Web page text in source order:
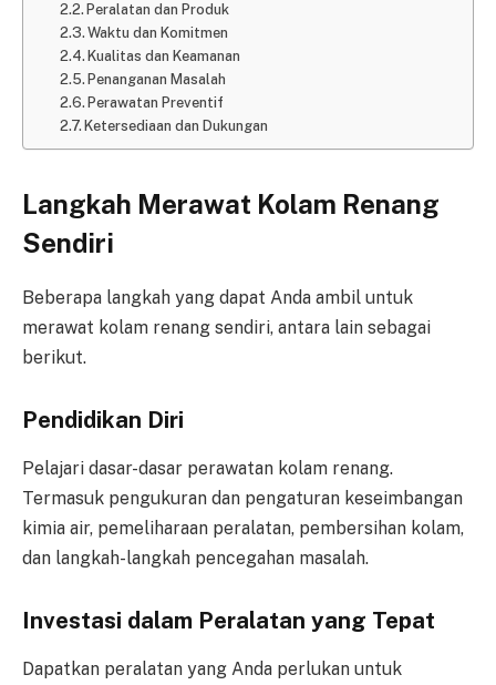
Peralatan dan Produk
Waktu dan Komitmen
Kualitas dan Keamanan
Penanganan Masalah
Perawatan Preventif
Ketersediaan dan Dukungan
Langkah Merawat Kolam Renang
Sendiri
Beberapa langkah yang dapat Anda ambil untuk
merawat kolam renang sendiri, antara lain sebagai
berikut.
Pendidikan Diri
Pelajari dasar-dasar perawatan kolam renang.
Termasuk pengukuran dan pengaturan keseimbangan
kimia air, pemeliharaan peralatan, pembersihan kolam,
dan langkah-langkah pencegahan masalah.
Investasi dalam Peralatan yang Tepat
Dapatkan peralatan yang Anda perlukan untuk